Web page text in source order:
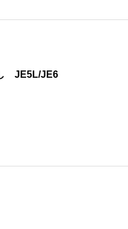
JE5L/JE6